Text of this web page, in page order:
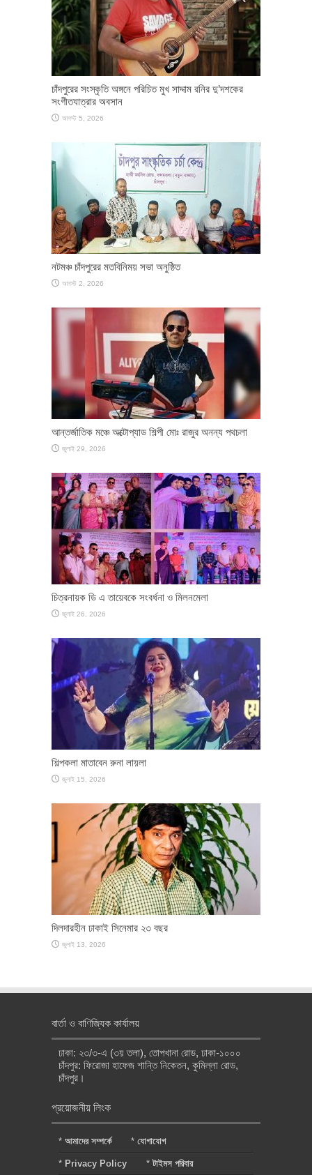
চাঁদপুরের সংস্কৃতি অঙ্গনে পরিচিত মুখ সাদ্দাম রনির দু’দশকের
সংগীতযাত্রার অবসান
আগস্ট 5, 2026
নটমঞ্চ চাঁদপুরের মতবিনিময় সভা অনুষ্ঠিত
আগস্ট 2, 2026
আন্তর্জাতিক মঞ্চে অক্টোপ্যাড শিল্পী মোঃ রাজুর অনন্য পথচলা
জুলাই 29, 2026
চিত্রনায়ক ডি এ তায়েবকে সংবর্ধনা ও মিলনমেলা
জুলাই 26, 2026
শিল্পকলা মাতাবেন রুনা লায়লা
জুলাই 15, 2026
দিলদারহীন ঢাকাই সিনেমার ২৩ বছর
জুলাই 13, 2026
বার্তা ও বাণিজ্যিক কার্যালয়
ঢাকা: ২৩/৩-এ (৩য় তলা), তোপখানা রোড, ঢাকা-১০০০
চাঁদপুর: ফিরোজা হাফেজ শান্তি নিকেতন, কুমিল্লা রোড,
চাঁদপুর।
প্রয়োজনীয় লিংক
* আমাদের সম্পর্কে * যোগাযোগ
* Privacy Policy *টাইমস পরিবার